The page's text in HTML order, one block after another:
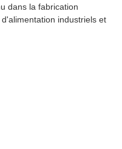
dans la fabrication
industriels et